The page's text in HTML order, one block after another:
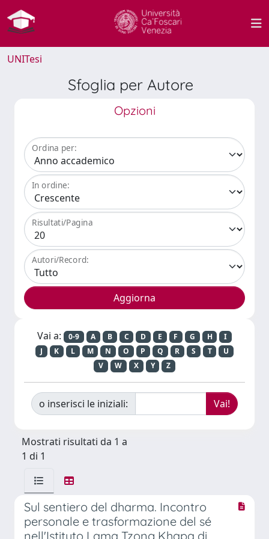
UNITesi
Sfoglia per Autore
Opzioni
Ordina per:
In ordine:
Risultati/Pagina
Autori/Record:
Vai a: 0-9 A B C D E F G H
I
J
K L M N O P Q R S T
U
V
W X Y Z
o inserisci le iniziali:
Mostrati risultati da 1 a
1 di 1
Sul sentiero del dharma. Incontro
personale e trasformazione del sé
nell'Istituto Lama Tzong Khapa di